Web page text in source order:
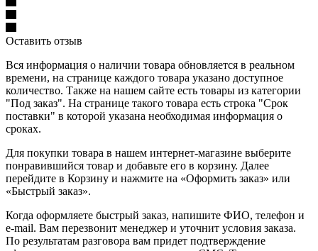
Оставить отзыв
Вся информация о наличии товара обновляется в реальном
времени, на странице каждого товара указано доступное
количество. Также на нашем сайте есть товары из категории
"Под заказ". На странице такого товара есть строка "Срок
поставки" в которой указана необходимая информация о
сроках.
Для покупки товара в нашем интернет-магазине выберите
понравившийся товар и добавьте его в корзину. Далее
перейдите в Корзину и нажмите на «Оформить заказ» или
«Быстрый заказ».
Когда оформляете быстрый заказ, напишите ФИО, телефон и
e-mail. Вам перезвонит менеджер и уточнит условия заказа.
По результатам разговора вам придет подтверждение